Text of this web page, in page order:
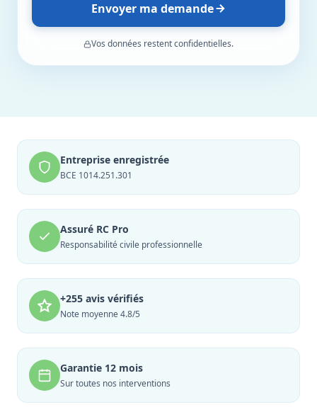
Envoyer ma demande
Vos données restent confidentielles.
Entreprise enregistrée
BCE 1014.251.301
Assuré RC Pro
Responsabilité civile professionnelle
+255 avis vérifiés
Note moyenne 4.8/5
Garantie 12 mois
Sur toutes nos interventions